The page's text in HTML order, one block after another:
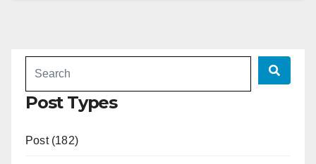
Post Types
Post (182)